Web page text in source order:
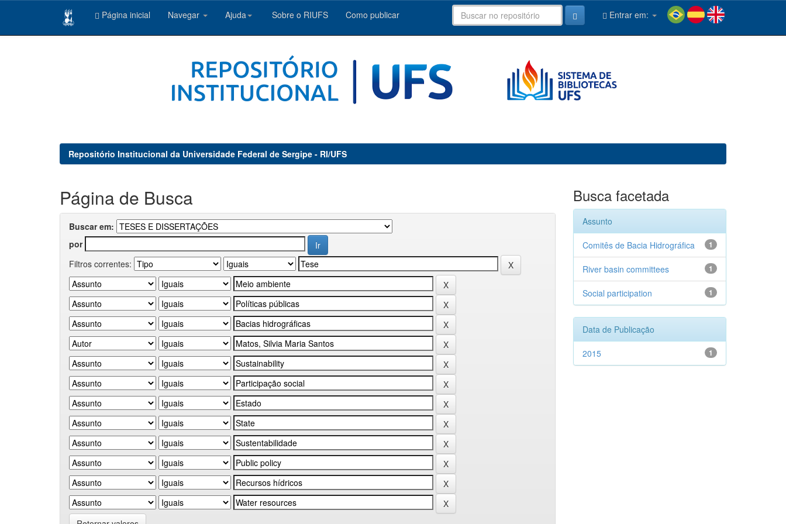
Página inicial Navegar Ajuda Sobre o RIUFS Como publicar Entrar em:
Repositório Institucional da Universidade Federal de Sergipe - RI/UFS
Página de Busca
Buscar em:
por
Filtros correntes:
Busca facetada
Assunto
1
Comitês de Bacia Hidrográfica
1
River basin committees
1
Social participation
Data de Publicação
1
2015